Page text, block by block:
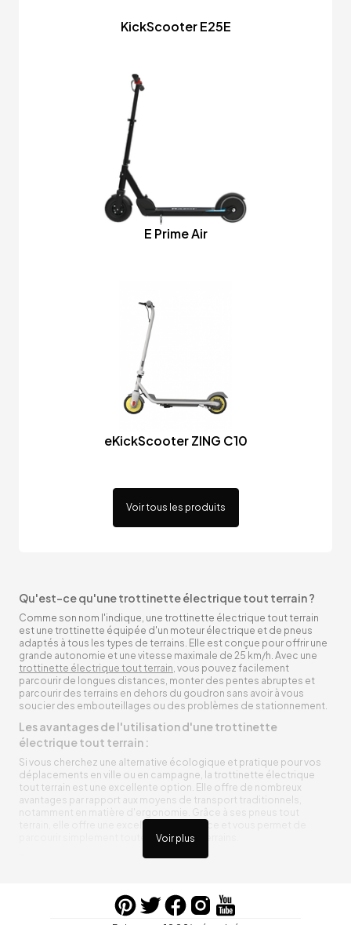
KickScooter E25E
E Prime Air
eKickScooter ZING C10
Voir tous les produits
Voir plus
Qu'est-ce qu'une trottinette électrique tout terrain ?
Comme son nom l'indique, une trottinette électrique tout terrain
est une trottinette équipée d'un moteur électrique et de pneus
adaptés à tous les types de terrains. Elle est conçue pour offrir une
grande autonomie et une vitesse maximale de 25 km/h. Avec une
trottinette électrique tout terrain, vous pouvez facilement
parcourir de longues distances, monter des pentes abruptes et
parcourir des terrains en dehors du goudron sans avoir à vous
soucier des embouteillages ou des problèmes de stationnement.
Les avantages de l'utilisation d'une trottinette
électrique tout terrain :
Si vous cherchez une alternative écologique et pratique pour vos
déplacements en ville ou en campagne, la trottinette électrique
tout terrain est une excellente option. Elle offre de nombreux
avantages par rapport aux moyens de transport traditionnels,
notamment en matière d'ergonomie. Grâce à ses pneus tout
terrain, elle offre une excellente adhérence et vous permet de
parcourir simplement toutes sortes de terrains.
Trottinette électrique tout terrain ergonomique
entre vos trajets, vous n’aurez pas à vous soucier de l’état de sa
batterie. De plus, elle est équipée de pneus résistants qui peuvent